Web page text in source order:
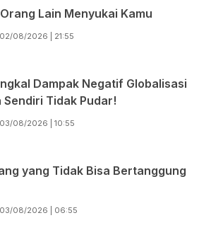
Lain Menyukai Kamu
02/08/2026 | 21:55
Dampak Negatif Globalisasi
Sendiri Tidak Pudar!
03/08/2026 | 10:55
yang Tidak Bisa Bertanggung
03/08/2026 | 06:55